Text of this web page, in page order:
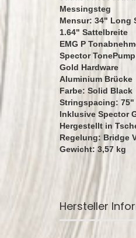
Messingsteg
Mensur: 34" Long
1.64" Sattelbreite
EMG P
Spector
Gold Hardware
Aluminium Brücke
Farbe: Solid Black
Stringspacing: 75"
Inklusive Spector
Hergestellt in
Regelung: Bridge
Gewicht: 3,57 kg
Hersteller